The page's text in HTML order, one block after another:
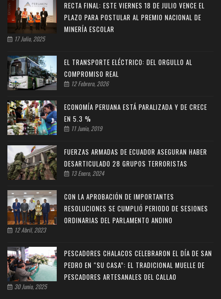
RECTA FINAL: ESTE VIERNES 18 DE JULIO VENCE EL
PLAZO PARA POSTULAR AL PREMIO NACIONAL DE
MINERÍA ESCOLAR
17 Julio, 2025
EL TRANSPORTE ELÉCTRICO: DEL ORGULLO AL
COMPROMISO REAL
12 Febrero, 2026
ECONOMÍA PERUANA ESTÁ PARALIZADA Y DE CRECE
EN 5.3 %
11 Junio, 2019
FUERZAS ARMADAS DE ECUADOR ASEGURAN HABER
DESARTICULADO 28 GRUPOS TERRORISTAS
13 Enero, 2024
CON LA APROBACIÓN DE IMPORTANTES
RESOLUCIONES SE CUMPLIÓ PERIODO DE SESIONES
ORDINARIAS DEL PARLAMENTO ANDINO
12 Abril, 2023
PESCADORES CHALACOS CELEBRARON EL DÍA DE SAN
PEDRO EN “SU CASA”: EL TRADICIONAL MUELLE DE
PESCADORES ARTESANALES DEL CALLAO
30 Junio, 2025